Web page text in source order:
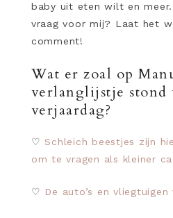
baby uit eten wilt en
vraag voor mij? Laat het
comment!
Wat er zoal op
verlanglijstje stond
verjaardag?
♡Schleich beestjes zijn
om te vragen als kleiner
♡ De auto’s en vliegtuigen